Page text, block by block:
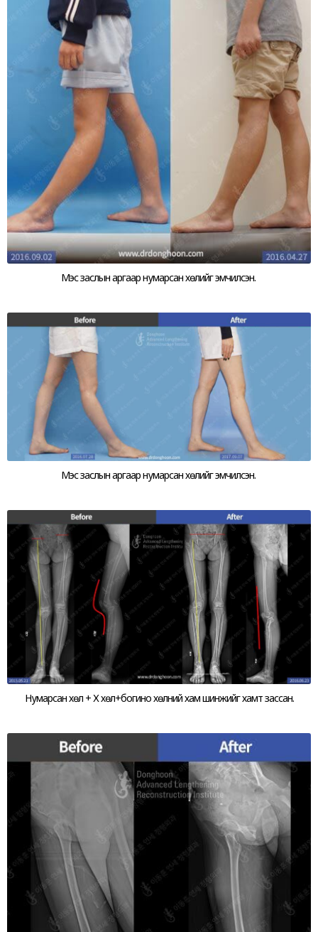
Мэс заслын аргаар нумарсан хөлийг эмчилсэн.
Мэс заслын аргаар нумарсан хөлийг эмчилсэн.
Нумарсан хөл + Х хөл+богино хөлний хам шинжийг хамт зассан.